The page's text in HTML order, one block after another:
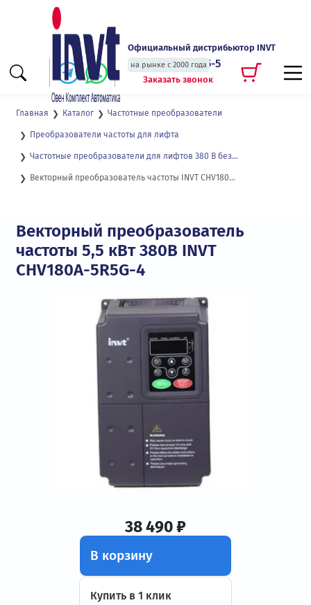
Официальный дистрибьютор INVT
на рынке с 2000 года
+7 (495) 135-135-5
Заказать звонок
Главная Каталог Частотные преобразователи
Преобразователи частоты для лифта
Частотные преобразователи для лифтов 380 В без интерфейса CANopen CHV180
Векторный преобразователь частоты INVT CHV180A-5R5G-4
Векторный преобразователь
частоты 5,5 кВт 380В INVT
CHV180A-5R5G-4
38 490 ₽
В корзину
Купить в 1 клик